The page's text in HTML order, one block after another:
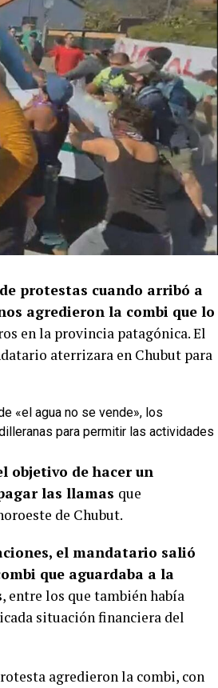
protestas cuando arribó a
agredieron la combi que lo
en la provincia patagónica. El
aterrizara en Chubut para
«el agua no se vende», los
para permitir las actividades
objetivo de hacer un
las llamas que
de Chubut.
el mandatario salió
que aguardaba a la
, entre los que también había
situación financiera del
agredieron la combi, con